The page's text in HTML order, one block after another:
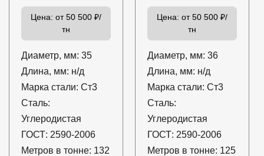
Цена: от 50 500 ₽/
тн
Диаметр, мм: 35
Длина, мм: н/д
Марка стали: Ст3
Сталь:
Углеродистая
ГОСТ: 2590-2006
Метров в тонне: 132
Цена: от 50 500 ₽/
тн
Диаметр, мм: 36
Длина, мм: н/д
Марка стали: Ст3
Сталь:
Углеродистая
ГОСТ: 2590-2006
Метров в тонне: 125